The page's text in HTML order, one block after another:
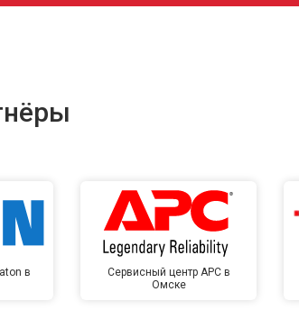
в
Сервисный центр APC в
Омске